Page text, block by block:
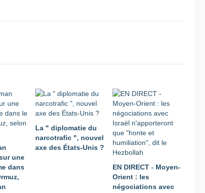
une
dans
La " diplomatie du
narcotrafic ", nouvel
axe des États-Unis ?
EN DIRECT - Moyen-
Orient : les
négociations avec